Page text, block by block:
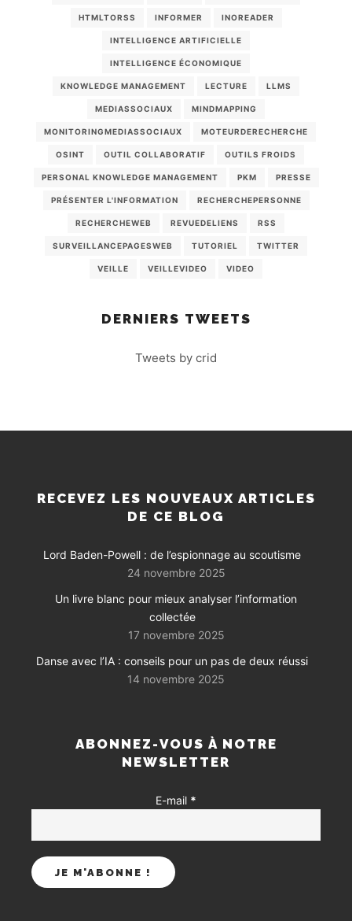
HTMLTORSS INFORMER INOREADER
INTELLIGENCE ARTIFICIELLE
INTELLIGENCE ÉCONOMIQUE
KNOWLEDGE MANAGEMENT LECTURE LLMS
MEDIASSOCIAUX MINDMAPPING
MONITORINGMEDIASSOCIAUX MOTEURDERECHERCHE
OSINT OUTIL COLLABORATIF OUTILS FROIDS
PERSONAL KNOWLEDGE MANAGEMENT PKM PRESSE
PRÉSENTER L'INFORMATION RECHERCHEPERSONNE
RECHERCHEWEB REVUEDELIENS RSS
SURVEILLANCEPAGESWEB TUTORIEL TWITTER
VEILLE VEILLEVIDEO VIDEO
DERNIERS TWEETS
Tweets by crid
RECEVEZ LES NOUVEAUX ARTICLES
DE CE BLOG
Lord Baden-Powell : de l’espionnage au scoutisme
24 novembre 2025
Un livre blanc pour mieux analyser l’information
collectée
17 novembre 2025
Danse avec l’IA : conseils pour un pas de deux réussi
14 novembre 2025
ABONNEZ-VOUS À NOTRE
NEWSLETTER
E-mail *